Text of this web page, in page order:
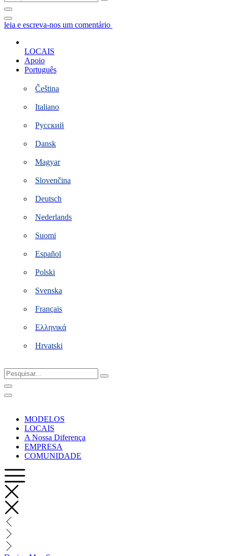
leia e escreva-nos um comentário
LOCAIS
Apoio
Português
Čeština
Italiano
Русский
Dansk
Magyar
Slovenčina
Deutsch
Nederlands
Suomi
Español
Polski
Svenska
Français
Ελληνικά
Hrvatski
Pesquisar...
MODELOS
LOCAIS
A Nossa Diferença
EMPRESA
COMUNIDADE